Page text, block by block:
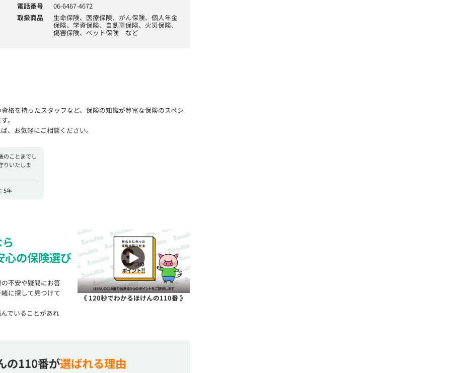
電話番号
06-6467-4672
取扱商品
生命保険、医療保険、がん保険、個人年金
保険、学資保険、自動車保険、火災保険、
傷害保険、ペット保険 など
格を持ったスタッフなど、保険の知識が豊富な保険のスペシ
。
、お気軽にご相談ください。
のことまでし
りいたしま
5年
心の保険選び
《 120秒でわかるほけんの110番 》
不安や疑問にお答
に探して見つけて
でいることがあれ
の110番が選ばれる理由